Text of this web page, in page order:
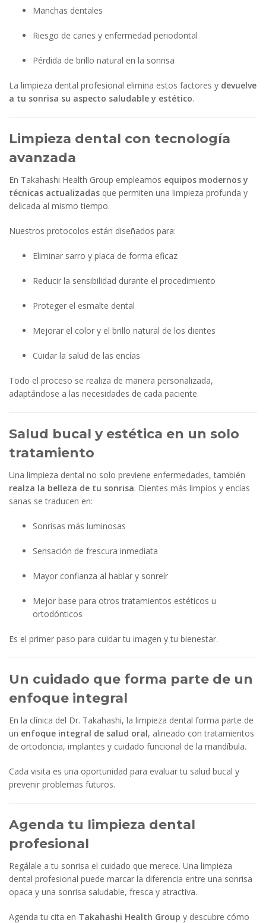
Manchas dentales
Riesgo de caries y enfermedad periodontal
Pérdida de brillo natural en la sonrisa
La limpieza dental profesional elimina estos factores y devuelve
a tu sonrisa su aspecto saludable y estético.
Limpieza dental con tecnología
avanzada
En Takahashi Health Group empleamos equipos modernos y
técnicas actualizadas que permiten una limpieza profunda y
delicada al mismo tiempo.
Nuestros protocolos están diseñados para:
Eliminar sarro y placa de forma eficaz
Reducir la sensibilidad durante el procedimiento
Proteger el esmalte dental
Mejorar el color y el brillo natural de los dientes
Cuidar la salud de las encías
Todo el proceso se realiza de manera personalizada,
adaptándose a las necesidades de cada paciente.
Salud bucal y estética en un solo
tratamiento
Una limpieza dental no solo previene enfermedades, también
realza la belleza de tu sonrisa. Dientes más limpios y encías
sanas se traducen en:
Sonrisas más luminosas
Sensación de frescura inmediata
Mayor confianza al hablar y sonreír
Mejor base para otros tratamientos estéticos u
ortodónticos
Es el primer paso para cuidar tu imagen y tu bienestar.
Un cuidado que forma parte de un
enfoque integral
En la clínica del Dr. Takahashi, la limpieza dental forma parte de
un enfoque integral de salud oral, alineado con tratamientos
de ortodoncia, implantes y cuidado funcional de la mandíbula.
Cada visita es una oportunidad para evaluar tu salud bucal y
prevenir problemas futuros.
Agenda tu limpieza dental
profesional
Regálale a tu sonrisa el cuidado que merece. Una limpieza
dental profesional puede marcar la diferencia entre una sonrisa
opaca y una sonrisa saludable, fresca y atractiva.
Agenda tu cita en Takahashi Health Group y descubre cómo